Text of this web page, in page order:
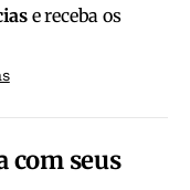
e receba os
com seus